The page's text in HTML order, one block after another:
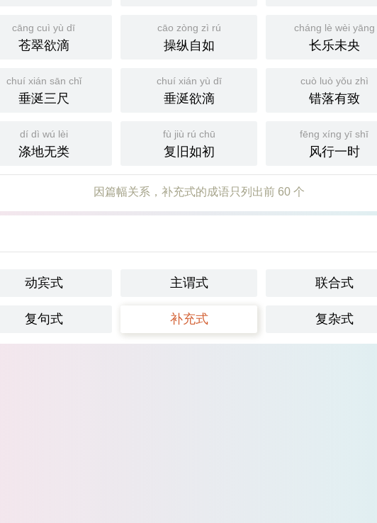
cāng cuì yù dī
苍翠欲滴
cāo zòng zì rú
操纵自如
cháng lè wèi yāng
长乐未央
chuí xián sān chǐ
垂涎三尺
chuí xián yù dī
垂涎欲滴
cuò luò yǒu zhì
错落有致
dí dì wú lèi
涤地无类
fù jiù rú chū
复旧如初
fēng xíng yī shī
风行一时
因篇幅关系，补充式的成语只列出前 60 个
动宾式 主谓式 联合式
复句式 补充式 复杂式